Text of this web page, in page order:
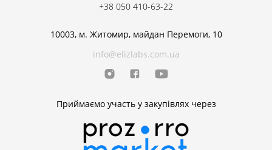
10003, м. Житомир, майдан Перемоги, 10
info@elizlabs.com.ua
Приймаємо участь у закупівлях через
+38 050 410-63-22